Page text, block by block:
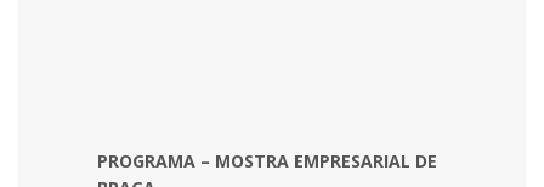
PROGRAMA – MOSTRA EMPRESARIAL DE